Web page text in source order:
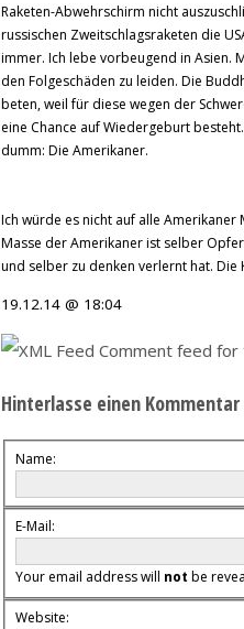
Raketen-Abwehrschirm nicht
russischen Zweitschlagsraketen die
immer. Ich lebe vorbeugend in Asien.
den Folgeschäden zu leiden. Die
beten, weil für diese wegen der
eine Chance auf Wiedergeburt
dumm: Die Amerikaner.
Ich würde es nicht auf alle
Masse der Amerikaner ist selber
und selber zu denken verlernt hat. Die
19.12.14 @ 18:04
Comment feed
Hinterlasse einen Kommentar
Name:
E-Mail:
Your email address will not be
Website: